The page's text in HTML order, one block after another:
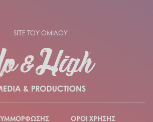
SITE ΤΟΥ ΟΜΙΛΟΥ
ΟΡΟΙ ΧΡΗΣΗΣ